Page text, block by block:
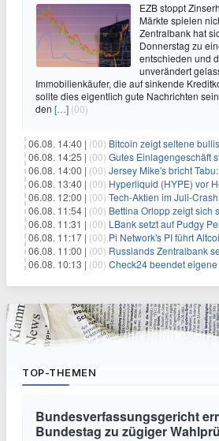
EZB stoppt
Märkte spielen
Zentralbank hat
Donnerstag zu
entschieden und
unverändert
Immobilienkäufer, die auf sinkende
sollte dies eigentlich gute Nachrichten
den […] (00)
06.08. 14:40 | (00) Bitcoin zeigt seltene bullische
06.08. 14:25 | (00) Gutes Einlagengeschäft
06.08. 14:00 | (00) Jersey Mike's bricht Tabu: Neu börsennotierte
06.08. 13:40 | (00) Hyperliquid (HYPE) vor Herausforderungen:
06.08. 12:00 | (00) Tech-Aktien im Juli-Crash: Warum Profi-
06.08. 11:54 | (00) Bettina Orlopp zeigt sich
06.08. 11:31 | (00) LBank setzt auf Pudgy Penguins
06.08. 11:17 | (00) Pi Network's PI führt Altcoin-Rallye
06.08. 11:00 | (00) Russlands Zentralbank senkt Zinsen
06.08. 10:13 | (00) Check24 beendet
TOP-THEMEN
Bundesverfassungsgericht
Bundestag zu zügiger